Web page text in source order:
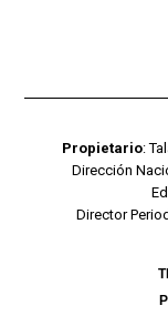
Propietario:
Dirección
Director